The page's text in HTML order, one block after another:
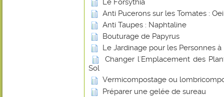
Le Forsythia
Anti Pucerons sur les Tomates :
Anti Taupes : Naphtaline
Bouturage de Papyrus
Le Jardinage pour les Personnes
Changer l'Emplacement des
Sol
Vermicompostage ou
Préparer une gelée de sureau